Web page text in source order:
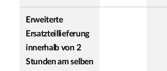
Erweiterte
Ersatzteillieferung
innerhalb von 2
Stunden am selben